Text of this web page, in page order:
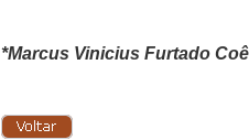
*Marcus Vinicius Furtado